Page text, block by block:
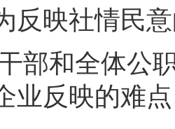
反映社情民
部和全体公
业反映的难